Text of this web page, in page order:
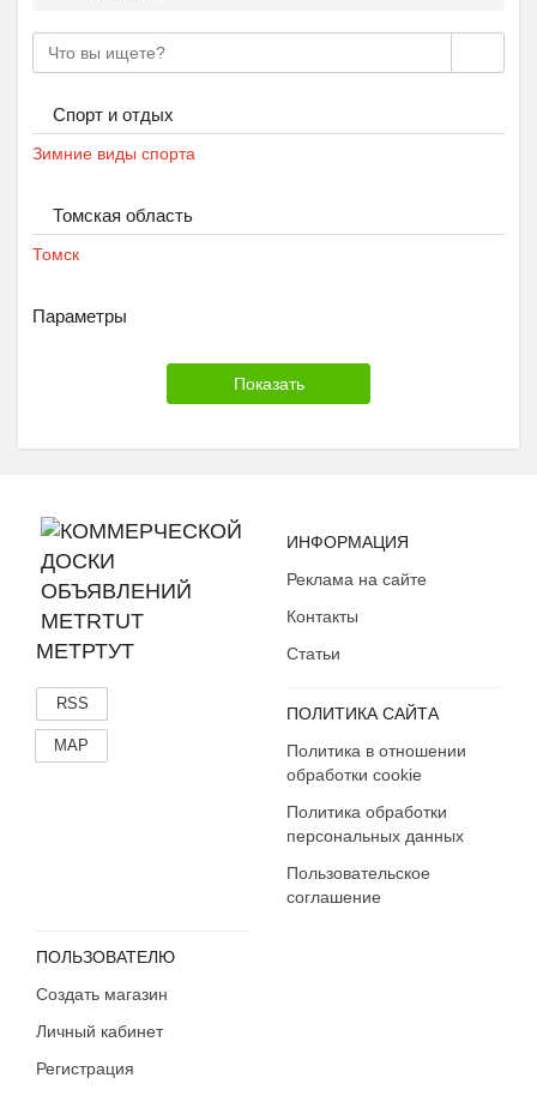
Спорт и отдых
Зимние виды спорта
Томская область
Томск
Параметры
МЕТРТУТ
RSS
MAP
ИНФОРМАЦИЯ
Реклама на сайте
Контакты
Статьи
ПОЛИТИКА САЙТА
Политика в отношении
обработки cookie
Политика обработки
персональных данных
Пользовательское
соглашение
ПОЛЬЗОВАТЕЛЮ
Создать магазин
Личный кабинет
Регистрация